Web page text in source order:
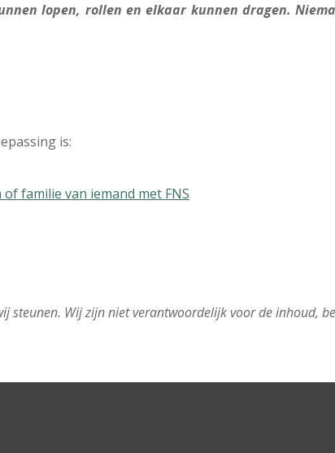
lopen, rollen en elkaar kunnen dragen.
is:
familie van iemand met FNS
steunen. Wij zijn niet verantwoordelijk voor de inhoud,